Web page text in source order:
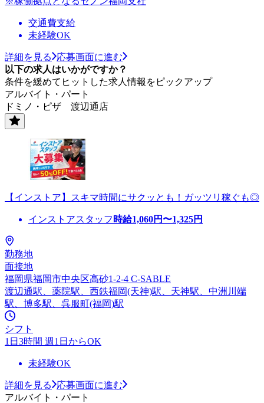
交通費支給
未経験OK
詳細を見る
応募画面に進む
以下の求人はいかがですか？
条件を緩めてヒットした求人情報をピックアップ
アルバイト・パート
ドミノ・ピザ 渡辺通店
【インストア】スキマ時間にサクッとも！ガッツリ稼ぐも◎
インストアスタッフ 時給1,060円〜1,325円
勤務地
面接地
福岡県福岡市中央区高砂1-2-4 C-SABLE
渡辺通駅、薬院駅、西鉄福岡(天神)駅、天神駅、中洲川端
駅、博多駅、呉服町(福岡)駅
シフト
1日3時間 週1日からOK
未経験OK
詳細を見る
応募画面に進む
アルバイト・パート